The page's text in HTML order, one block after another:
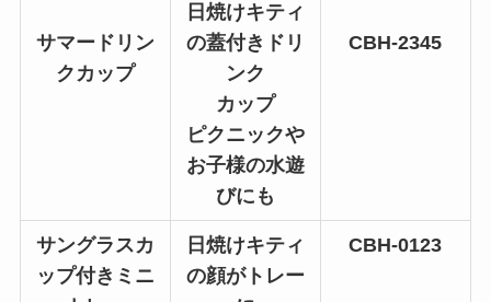
サマードリン
クカップ
日焼けキティ
の蓋付きドリ
ンク
カップ
ピクニックや
お子様の水遊
びにも
CBH-2345
サングラスカ
ップ付きミニ
日焼けキティ
の顔がトレー
CBH-0123